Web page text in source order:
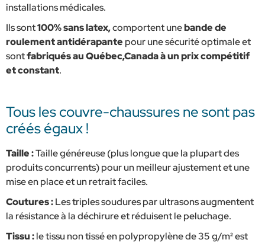
installations médicales.
Ils sont100% sans latex,comportent unebande de
roulement antidérapante pour une sécurité optimale et
sontfabriqués au Québec,Canada à un prix compétitif
et constant.
Tous les couvre-chaussures ne sont pas
créés égaux !
Taille :Taille généreuse (plus longue que la plupart des
produits concurrents) pour un meilleur ajustement et une
mise en place et un retrait faciles.
Coutures :Les triples soudures par ultrasons augmentent
la résistance à la déchirure et réduisent le peluchage.
Tissu :le tissu non tissé en polypropylène de 35 g/m² est